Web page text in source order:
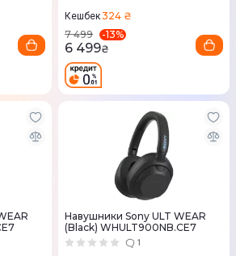
Кешбек324 ₴
7 499
-13%
6 499₴
Навушники Sony ULT WEAR
(Black) WHULT900NB.CE7
1